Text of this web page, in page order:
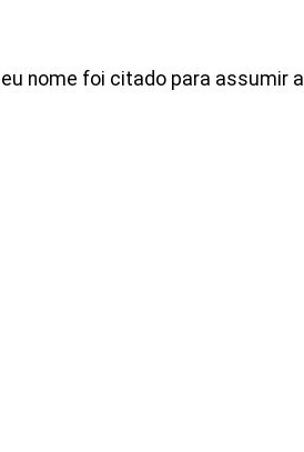
nome foi citado para assumir a